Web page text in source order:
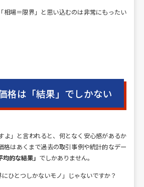
相場＝限界」と思い込むのは非常にもったい
格は「結果」でしかない
よ」と言われると、何となく安心感があるか
格はあくまで過去の取引事例や統計的なデー
均的な結果」 でしかありません。
ひとつしかないモノ」じゃないですか？